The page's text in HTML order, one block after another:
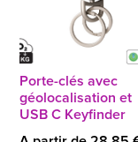
Porte-clés avec
géolocalisation et
USB C Keyfinder